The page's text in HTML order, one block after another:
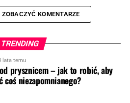
KOMENTARZE
TRENDING
lata temu
prysznicem – jak to robić, aby
coś niezapomnianego?